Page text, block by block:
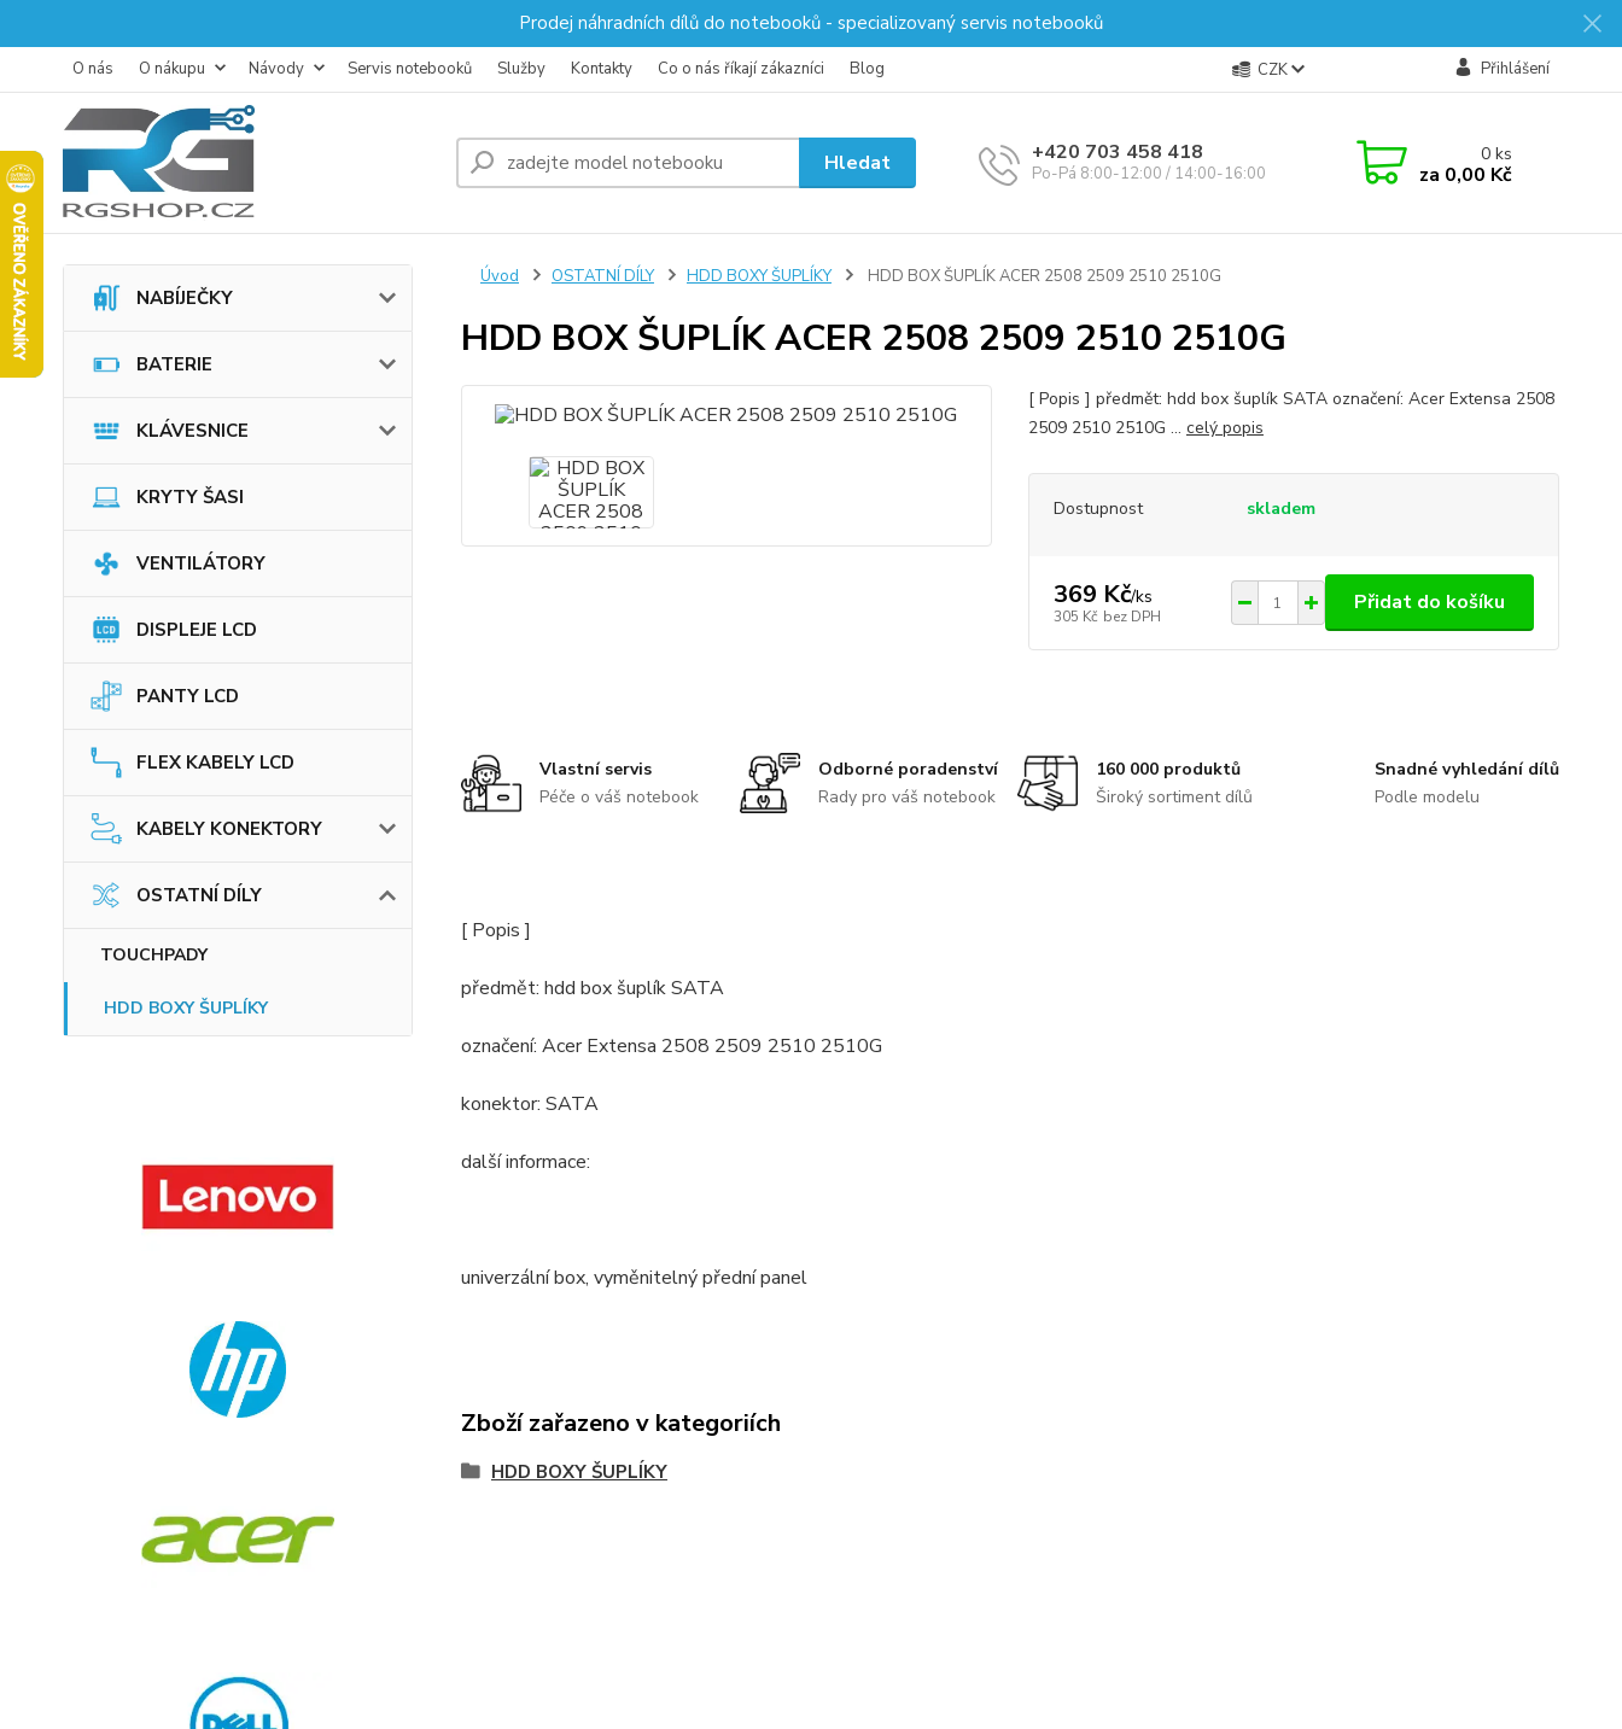
Prodej náhradních dílů do notebooků - specializovaný servis notebooků
O nás O nákupu Návody Servis notebooků Služby Kontakty Co o nás říkají zákazníci Blog CZK Přihlášení
Hledat +420 703 458 418
Po-Pá 8:00-12:00 / 14:00-16:00
0ks
za 0,00 Kč
NABÍJEČKY
BATERIE
KLÁVESNICE
KRYTY ŠASI
VENTILÁTORY
DISPLEJE LCD
PANTY LCD
FLEX KABELY LCD
KABELY KONEKTORY
OSTATNÍ DÍLY
TOUCHPADY
HDD BOXY ŠUPLÍKY
Úvod OSTATNÍ DÍLY HDD BOXY ŠUPLÍKY HDD BOX ŠUPLÍK ACER 2508 2509 2510 2510G
HDD BOX ŠUPLÍK ACER 2508 2509 2510 2510G
[ Popis ] předmět: hdd box šuplík SATA označení: Acer Extensa 2508
2509 2510 2510G ... celý popis
Dostupnost skladem
369 Kč/ks
305 Kč bez DPH
Přidat do košíku
Vlastní servis
Péče o váš notebook
Odborné poradenství
Rady pro váš notebook
160 000 produktů
Široký sortiment dílů
Snadné vyhledání dílů
Podle modelu
[ Popis ]
předmět: hdd box šuplík SATA
označení: Acer Extensa 2508 2509 2510 2510G
konektor: SATA
další informace:
univerzální box, vyměnitelný přední panel
Zboží zařazeno v kategoriích
HDD BOXY ŠUPLÍKY